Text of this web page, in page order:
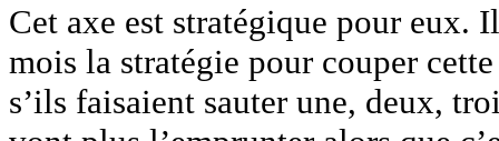
Cet axe est stratégique pour eux.
mois la stratégie pour couper
s’ils faisaient sauter une, deux,